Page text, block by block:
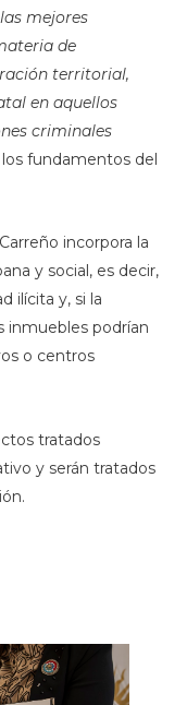
mejores
de
territorial,
en aquellos
criminales
los fundamentos del
incorpora la
y social, es decir,
ilícita y, si la
inmuebles podrían
o centros
tratados
y serán tratados